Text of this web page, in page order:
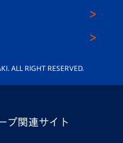
ALL RIGHT RESERVED.
プ関連サイト